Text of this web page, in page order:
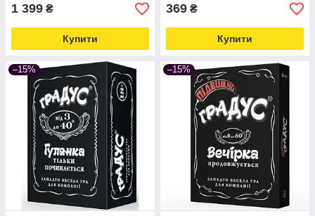
1 399 ₴
Купити
369 ₴
Купити
–15% –15%